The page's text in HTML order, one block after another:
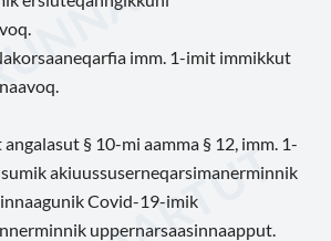
imm. 1-imit immikkut
§ 10-mi aamma § 12, imm. 1-
akiuussuserneqarsimanerminnik
Covid-19-imik
uppernarsaasinnaapput.